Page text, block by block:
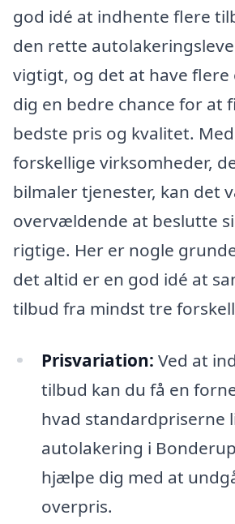
god idé at indhente flere
den rette
vigtigt, og det at have
dig en bedre chance for at
bedste pris og kvalitet.
forskellige virksomheder,
bilmaler tjenester, kan det
overvældende at beslutte
rigtige. Her er nogle
det altid er en god idé at
tilbud fra mindst tre
Prisvariation: Ved at
tilbud kan du få en
hvad standardpriserne
autolakering i
hjælpe dig med at
overpris.